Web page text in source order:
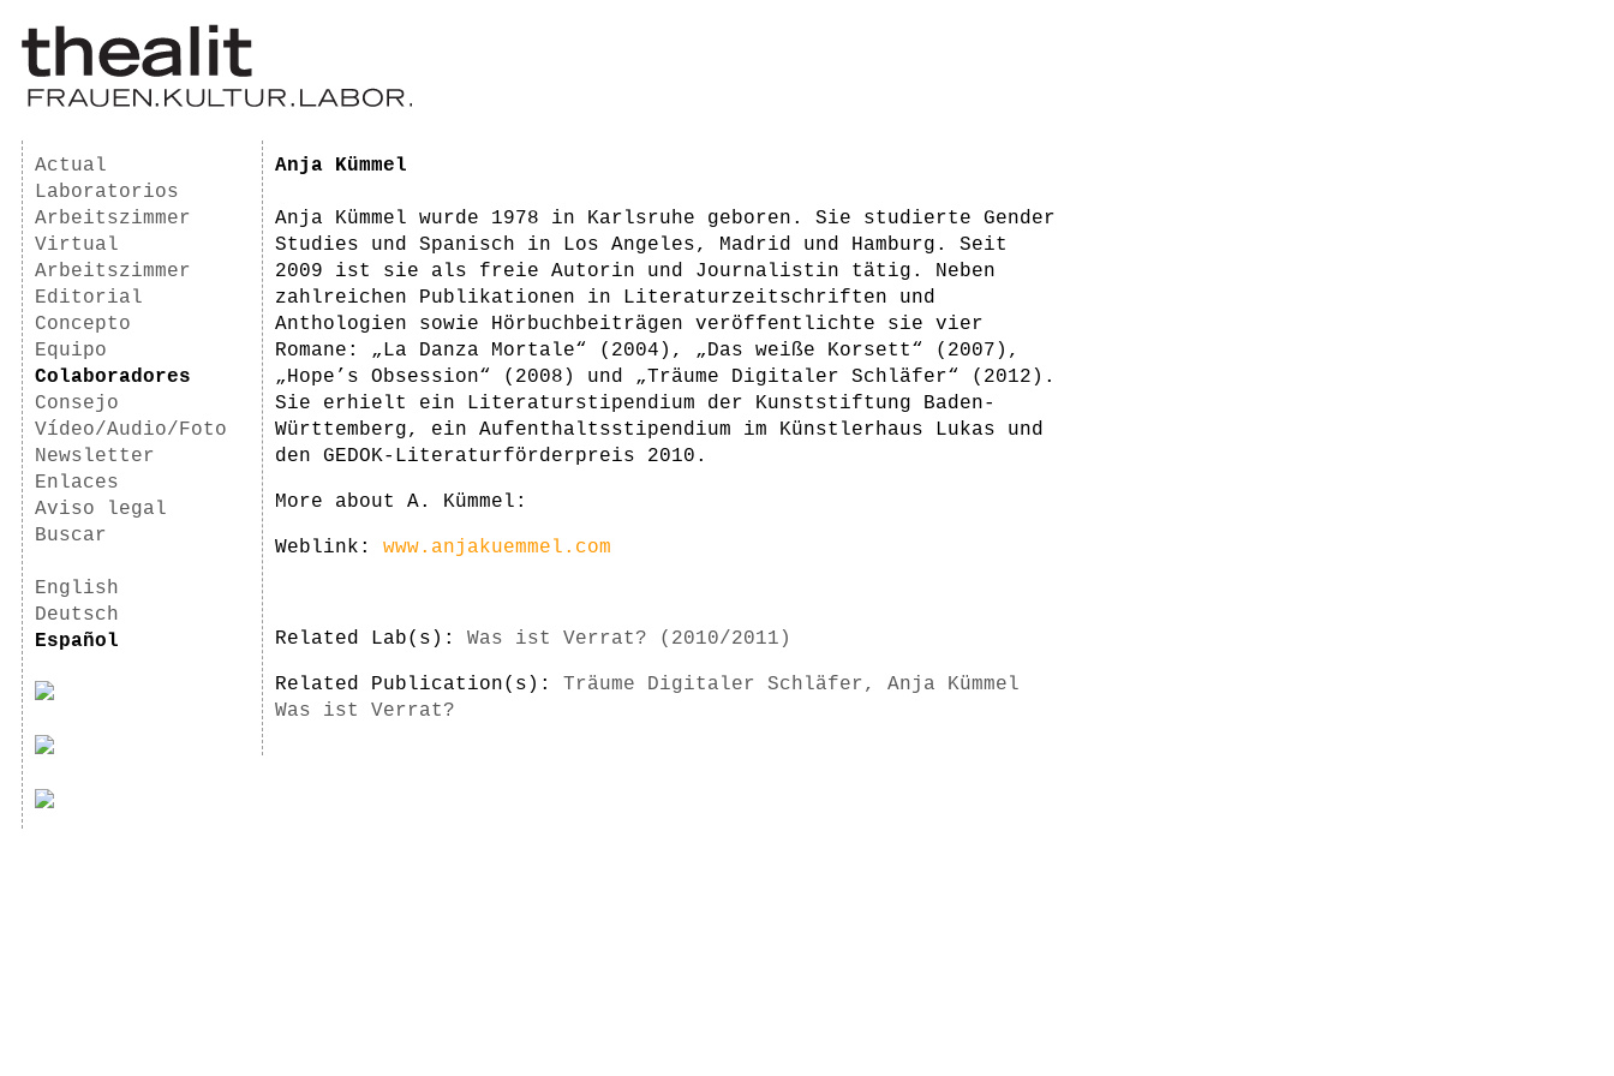
Actual
Laboratorios
Arbeitszimmer
Virtual
Arbeitszimmer
Editorial
Concepto
Equipo
Colaboradores
Consejo
Vídeo/Audio/Foto
Newsletter
Enlaces
Aviso legal
Buscar
English
Deutsch
Español
Anja Kümmel
Anja Kümmel wurde 1978 in Karlsruhe geboren. Sie studierte Gender
Studies und Spanisch in Los Angeles, Madrid und Hamburg. Seit
2009 ist sie als freie Autorin und Journalistin tätig. Neben
zahlreichen Publikationen in Literaturzeitschriften und
Anthologien sowie Hörbuchbeiträgen veröffentlichte sie vier
Romane: „La Danza Mortale“ (2004), „Das weiße Korsett“ (2007),
„Hope’s Obsession“ (2008) und „Träume Digitaler Schläfer“ (2012).
Sie erhielt ein Literaturstipendium der Kunststiftung Baden-
Württemberg, ein Aufenthaltsstipendium im Künstlerhaus Lukas und
den GEDOK-Literaturförderpreis 2010.
More about A. Kümmel:
Weblink: www.anjakuemmel.com
Related Lab(s): Was ist Verrat? (2010/2011)
Related Publication(s): Träume Digitaler Schläfer, Anja Kümmel
Was ist Verrat?